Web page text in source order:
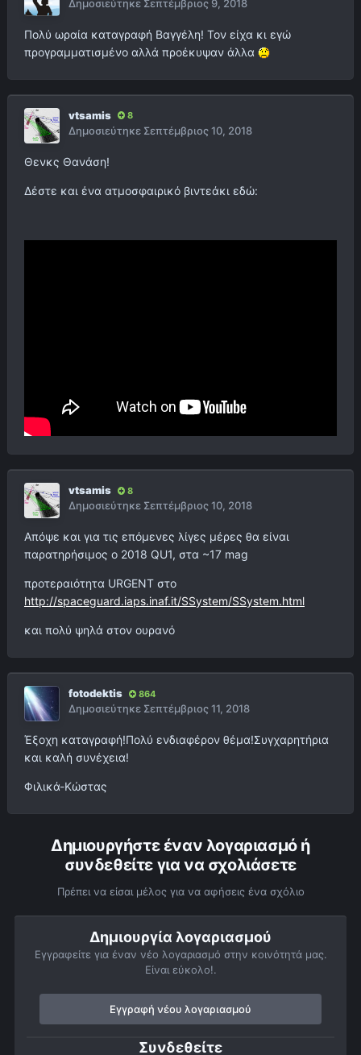
Δημοσιεύτηκε Σεπτέμβριος 9, 2018
Πολύ ωραία καταγραφή Βαγγέλη! Τον είχα κι εγώ
προγραμματισμένο αλλά προέκυψαν άλλα
vtsamis 8
Δημοσιεύτηκε Σεπτέμβριος 10, 2018
Θενκς Θανάση!
Δέστε και ένα ατμοσφαιρικό βιντεάκι εδώ:
vtsamis 8
Δημοσιεύτηκε Σεπτέμβριος 10, 2018
Απόψε και για τις επόμενες λίγες μέρες θα είναι
παρατηρήσιμος ο 2018 QU1, στα ~17 mag
προτεραιότητα URGENT στο
http://spaceguard.iaps.inaf.it/SSystem/SSystem.html
και πολύ ψηλά στον ουρανό
fotodektis 864
Δημοσιεύτηκε Σεπτέμβριος 11, 2018
Έξοχη καταγραφή!Πολύ ενδιαφέρον θέμα!Συγχαρητήρια
και καλή συνέχεια!
Φιλικά-Κώστας
Δημιουργήστε έναν λογαριασμό ή
συνδεθείτε για να σχολιάσετε
Πρέπει να είσαι μέλος για να αφήσεις ένα σχόλιο
Δημιουργία λογαριασμού
Εγγραφείτε για έναν νέο λογαριασμό στην κοινότητά μας.
Είναι εύκολο!.
Εγγραφή νέου λογαριασμού
Συνδεθείτε